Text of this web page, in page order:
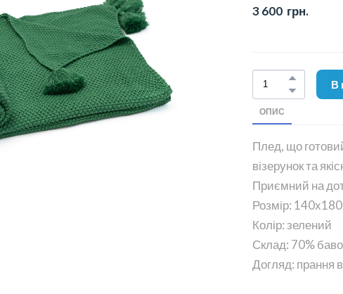
3 600  грн.
В
ОПИС
Плед, що
візерунок та
Приємний на
Розмір:
Колір: зелений
Склад: 70%
Догляд: прання